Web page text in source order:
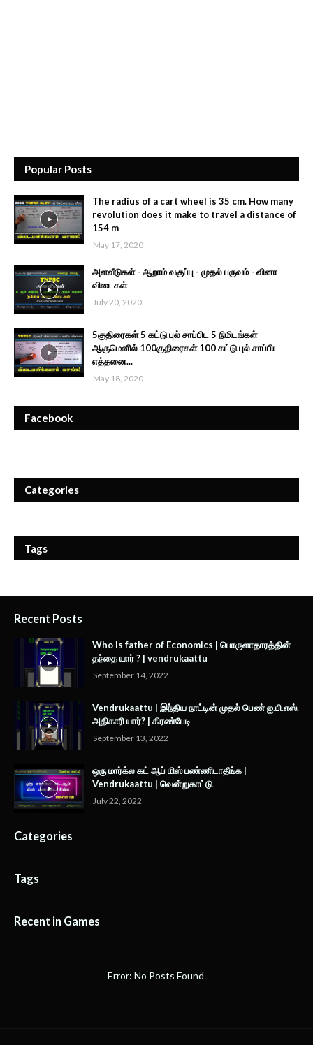
Popular Posts
The radius of a cart wheel is 35 cm. How many
revolution does it make to travel a distance of
154 m
May 17, 2020
அளவீடுகள் - ஆறாம் வகுப்பு - முதல் பருவம் - வினா
விடைகள்
July 20, 2020
5குதிரைகள் 5 கட்டு புல் சாப்பிட 5 நிமிடங்கள்
ஆகுமெனில் 100குதிரைகள் 100 கட்டு புல் சாப்பிட
எத்தனை...
May 18, 2020
Facebook
Categories
Tags
Recent Posts
Who is father of Economics | பொருளாதாரத்தின்
தந்தை யார் ? | vendrukaattu
September 14, 2022
Vendrukaattu | இந்திய நாட்டின் முதல் பெண் ஐ.பி.எஸ்.
அதிகாரி யார்? | கிரண்பேடி
September 13, 2022
ஒரு மார்க்ல கட் ஆப் மிஸ் பண்ணிடாதீங்க |
Vendrukaattu | வென்றுகாட்டு
July 22, 2022
Categories
Tags
Recent in Games
Error: No Posts Found